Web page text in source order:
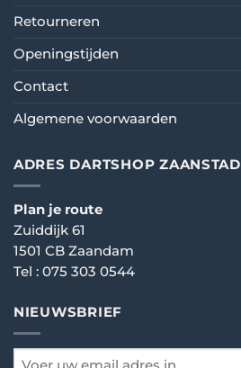
Retourneren
Openingstijden
Contact
Algemene voorwaarden
ADRES DARTSHOP ZAANSTAD
Plan je route
Zuiddijk 61
1501 CB Zaandam
Tel : 075 303 0544
NIEUWSBRIEF
email